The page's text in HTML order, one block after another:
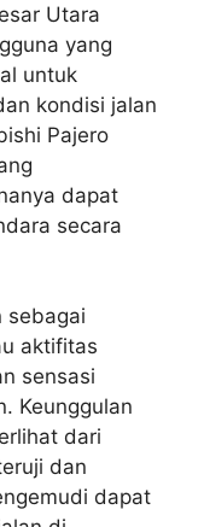
Utara
yang
untuk
kondisi jalan
Pajero
dapat
secara
sebagai
aktifitas
sensasi
Keunggulan
dari
dan
dapat